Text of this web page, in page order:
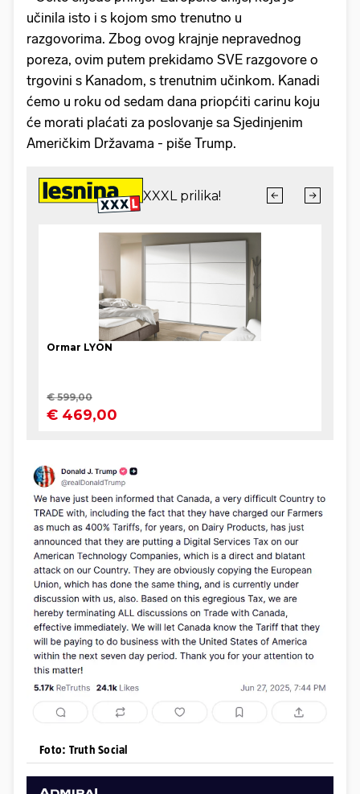
učinila isto i s kojom smo trenutno u
razgovorima. Zbog ovog krajnje nepravednog
poreza, ovim putem prekidamo SVE razgovore o
trgovini s Kanadom, s trenutnim učinkom. Kanadi
ćemo u roku od sedam dana priopćiti carinu koju
će morati plaćati za poslovanje sa Sjedinjenim
Američkim Državama - piše Trump.
Foto: Truth Social